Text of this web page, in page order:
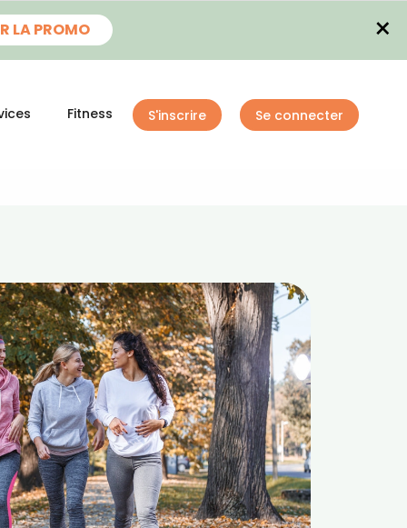
LA PROMO ×
Fitness S'inscrire Se connecter